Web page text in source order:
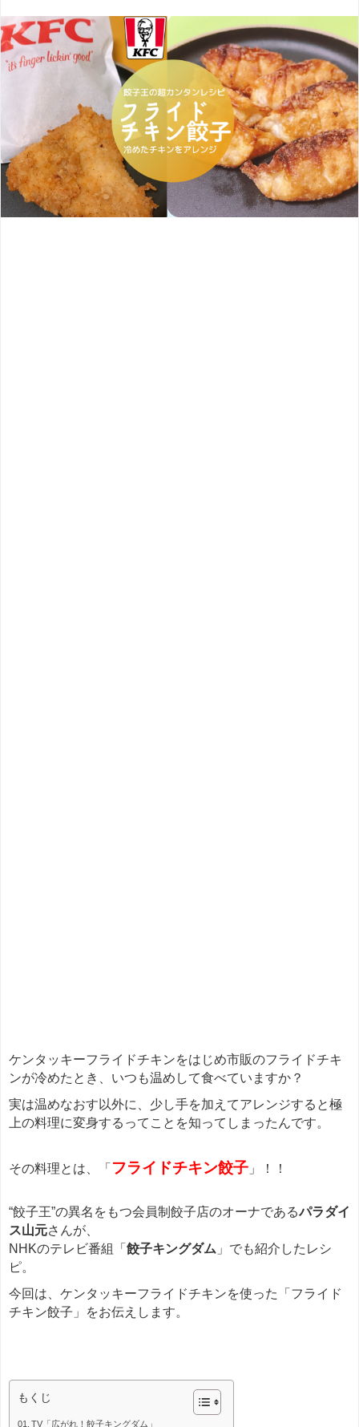
ケンタッキーフライドチキンをはじめ市販のフライドチキ
ンが冷めたとき、いつも温めして食べていますか？
実は温めなおす以外に、少し手を加えてアレンジすると極
上の料理に変身するってことを知ってしまったんです。
その料理とは、「フライドチキン餃子 」！！
“餃子王”の異名をもつ会員制餃子店のオーナであるパラダイ
ス山元さんが、
NHKのテレビ番組「餃子キングダム 」でも紹介したレシ
ピ。
今回は、ケンタッキーフライドチキンを使った「フライド
チキン餃子」をお伝えします。
もくじ
TV「広がれ！餃子キングダム」